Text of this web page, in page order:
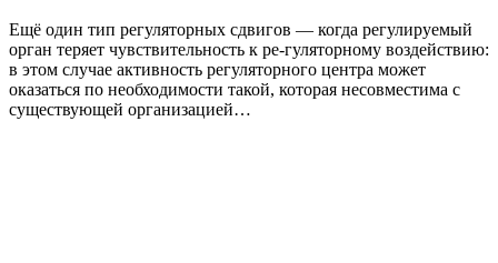
Ещё один тип регуляторных сдвигов — когда регулируемый
орган теряет чувствительность к ре-гуляторному воздействию:
в этом случае активность регуляторного центра может
оказаться по необходимости такой, которая несовместима с
существующей организацией…